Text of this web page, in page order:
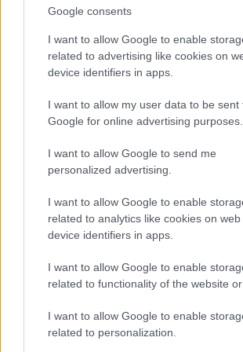
Google consents
I want to allow Google to enable
related to advertising like cookies on
device identifiers in apps.
I want to allow my user data to be sent
Google for online advertising purposes.
I want to allow Google to send me
personalized advertising.
I want to allow Google to enable
related to analytics like cookies on
device identifiers in apps.
I want to allow Google to enable
related to functionality of the website or
I want to allow Google to enable
related to personalization.
többre pedig nincs is szükségünk.
tudós pszichológus, ehhez még
pszichológus sem kell, ezt mindenki
észből meg tudja oldani magának.
felismerni és követni ezt a szubjektív
ezáltal beteljesíteni az életünket!
sem kötelező, ha valaki úgy érzi,
beteljesítenie az életét, akkor nem
az egész kérdéskörnek számára
De ha úgy érzi, és ez a többség, hogy
válasz kielégítő: szabad lények
univerzum nem „ír elő” ebben
tehát ezzel a szabadsággal!
Mérő László így fogalmazza ezt meg
logikája" c. könyvben a 302. oldalon:
ugyanúgy nincs semmi értelmük,
magának az életnek sincs azon kívül,